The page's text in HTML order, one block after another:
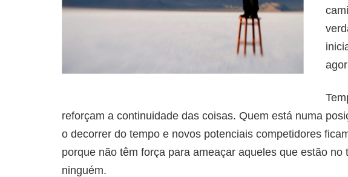
reforçam a continuidade das coisas. Quem está numa
o decorrer do tempo e novos potenciais competidores
porque não têm força para ameaçar aqueles que estão
ninguém.